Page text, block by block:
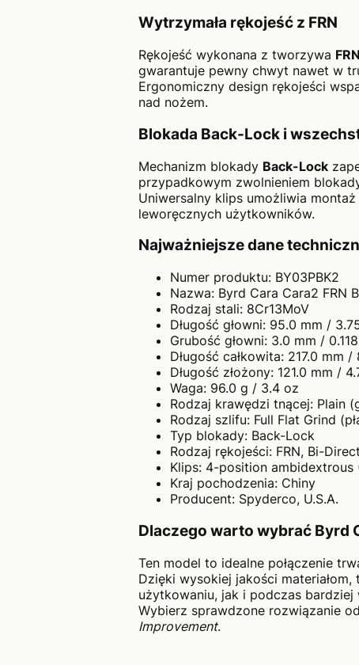
Wytrzymała rękojeść z FRN
Rękojeść wykonana z tworzywa FRN
gwarantuje pewny chwyt nawet w
Ergonomiczny design rękojeści
nad nożem.
Blokada Back-Lock i
Mechanizm blokady Back-Lock
przypadkowym zwolnieniem
Uniwersalny klips umożliwia
leworęcznych użytkowników.
Najważniejsze dane
Numer produktu: BY03PBK2
Nazwa: Byrd Cara Cara2 FRN
Rodzaj stali: 8Cr13MoV
Długość głowni: 95.0 mm /
Grubość głowni: 3.0 mm /
Długość całkowita: 217.0 mm /
Długość złożony: 121.0 mm /
Waga: 96.0 g / 3.4 oz
Rodzaj krawędzi tnącej: Plain
Rodzaj szlifu: Full Flat Grind
Typ blokady: Back-Lock
Rodzaj rękojeści: FRN, Bi-
Klips: 4-position ambidextrous
Kraj pochodzenia: Chiny
Producent: Spyderco, U.S.A.
Dlaczego warto wybrać Byrd
Ten model to idealne połączenie
Dzięki wysokiej jakości materiałom,
użytkowaniu, jak i podczas bardziej
Wybierz sprawdzone rozwiązanie
Improvement.